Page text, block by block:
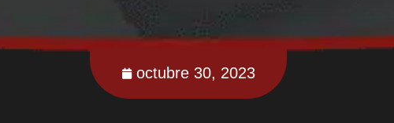
octubre 30, 2023